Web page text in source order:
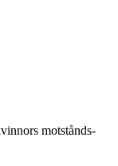
motstånds­